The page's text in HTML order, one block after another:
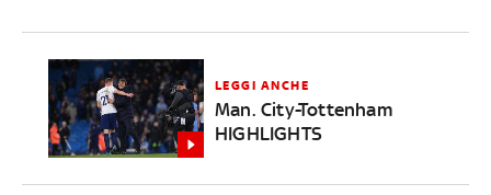
LEGGI ANCHE
Man. City-Tottenham
HIGHLIGHTS